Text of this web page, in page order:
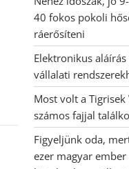
40 fokos pokoli
ráerősíteni
Elektronikus
vállalati
Most volt a
számos fajjal
Figyeljünk oda,
ezer magyar